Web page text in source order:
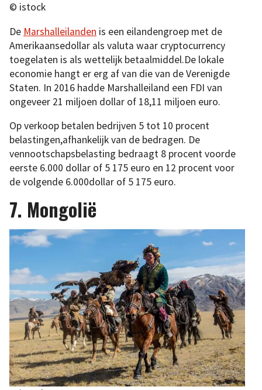
© istock
De Marshalleilanden is een eilandengroep met de
Amerikaansedollar als valuta waar cryptocurrency
toegelaten is als wettelijk betaalmiddel.De lokale
economie hangt er erg af van die van de Verenigde
Staten. In 2016 hadde Marshalleiland een FDI van
ongeveer 21 miljoen dollar of 18,11 miljoen euro.
Op verkoop betalen bedrijven 5 tot 10 procent
belastingen,afhankelijk van de bedragen. De
vennootschapsbelasting bedraagt 8 procent voorde
eerste 6.000 dollar of 5 175 euro en 12 procent voor
de volgende 6.000dollar of 5 175 euro.
7. Mongolië